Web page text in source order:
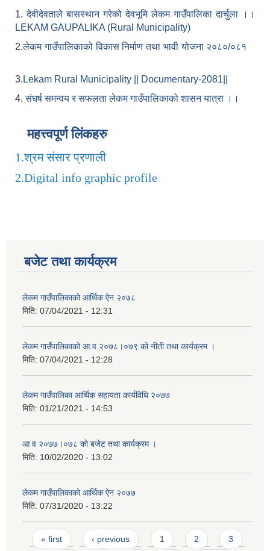
1.देवीदेवताले बासस्थान गरेको देवभूमि लेकम गाउँपालिका दार्चुला ।।
LEKAM GAUPALIKA (Rural Municipality)
2.लेकम गाउँपालिकाको विकास निर्माण तथा भावी योजना २०८०/०८१
3. Lekam Rural Municipality || Documentary-2081||
4.संघर्ष समन्वय र सफलता लेकम गाउँपालिकाको शासन यात्रा ।।
महत्त्वपूर्ण लिंकहरु
1.श्रम संसार प्रणाली
2.Digital info graphic profile
बजेट तथा कार्यक्रम
लेकम गाउँपालिकाको आर्थिक ऐन २०७८
मिति: 07/04/2021 - 12:31
लेकम गाउँपालिकाको आ.व.२०७८।०७९ को नीती तथा कार्यक्रम ।
मिति: 07/04/2021 - 12:28
लेकम गाउँपालिका आर्थिक सहायता कार्यविधि २०७७
मिति: 01/21/2021 - 14:53
आ व २०७७।०७८ को बजेट तथा कार्यक्रम ।
मिति: 10/02/2020 - 13:02
लेकम गाउँपालिकाको आर्थिक ऐन २०७७
मिति: 07/31/2020 - 13:22
Pages
« first ‹ previous 1 2 3